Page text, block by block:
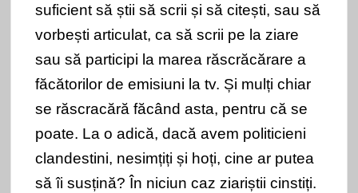
suficient să știi să scrii și să citești, sau să
vorbești articulat, ca să scrii pe la ziare
sau să participi la marea răscrăcărare a
făcătorilor de emisiuni la tv. Și mulți chiar
se răscracără făcând asta, pentru că se
poate. La o adică, dacă avem politicieni
clandestini, nesimțiți și hoți, cine ar putea
să îi susțină? În niciun caz ziariștii cinstiți.